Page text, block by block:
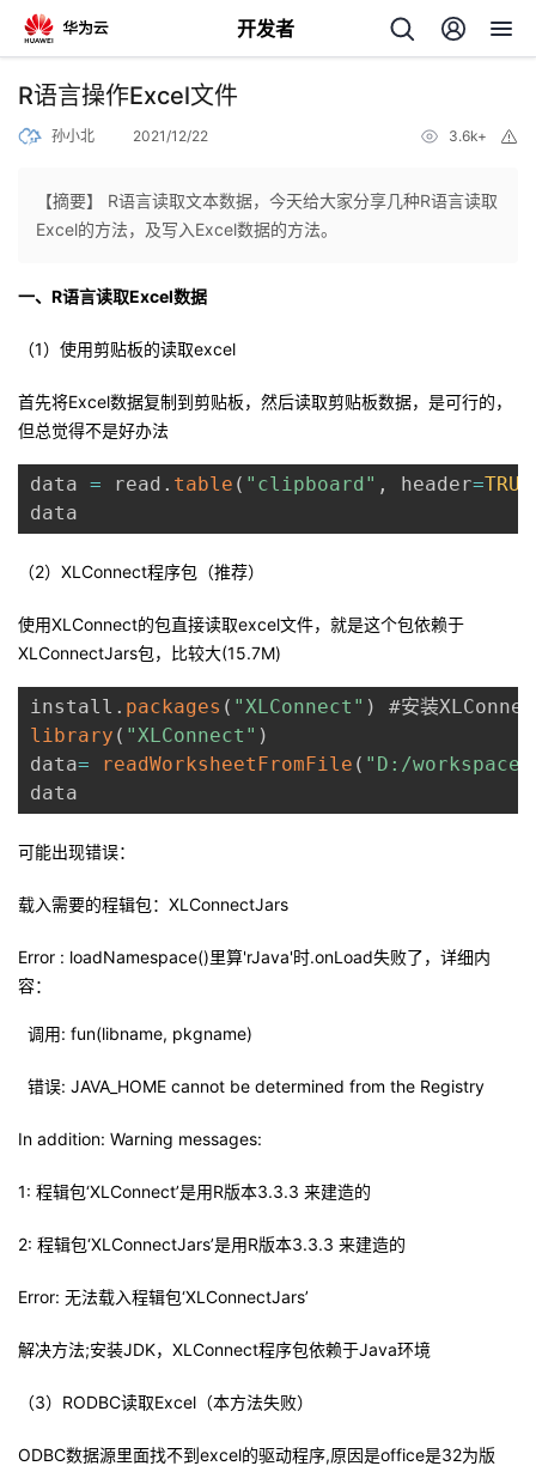
开发者
返
人
主
页
我
的
开
发
者
我
的
我
坛
圈
的
我
动
关
注
我
的
开
我
的
我
我
的
我
技
的
R语言操作Excel文件
孙小北 2021/12/22 3.6k+
【摘要】 R语言读取文本数据，今天给大家分享几种R语言读取
Excel的方法，及写入Excel数据的方法。
一、R语言读取Excel数据
（1）使用剪贴板的读取excel
首先将Excel数据复制到剪贴板，然后读取剪贴板数据，是可行的，
但总觉得不是好办法
data = read . table ( "clipboard" , header=TRUE
data
（2）XLConnect程序包（推荐）
使用XLConnect的包直接读取excel文件，就是这个包依赖于
XLConnectJars包，比较大(15.7M)
install . packages ( "XLConnect" )
library ( "XLConnect" )
data= readWorksheetFromFile ( "D:/
data
可能出现错误：
载入需要的程辑包：XLConnectJars
Error : loadNamespace()里算'rJava'时.onLoad失败了，详细内
容：
调用: fun(libname, pkgname)
错误: JAVA_HOME cannot be determined from the Registry
In addition: Warning messages:
1: 程辑包‘XLConnect’是用R版本3.3.3 来建造的
2: 程辑包‘XLConnectJars’是用R版本3.3.3 来建造的
Error: 无法载入程辑包‘XLConnectJars’
解决方法;安装JDK，XLConnect程序包依赖于Java环境
（3）RODBC读取Excel（本方法失败）
ODBC数据源里面找不到excel的驱动程序,原因是office是32为版